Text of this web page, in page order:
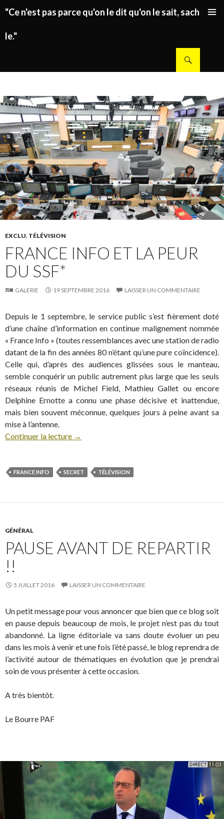
"Ce n'est pas parce qu'on le dit qu'on le sait, sachez
le."
EXCLU, TÉLÉVISION
FRANCE INFO ET LA PEUR
DU SSF*
GALERIE 19 SEPTEMBRE 2016 LAISSER UN COMMENTAIRE
Depuis le 1 septembre, le service public s’est fièrement doté
d’une chaîne d’information en continue malignement nommée
« France Info » (toutes ressemblances avec une station de radio
datant de la fin des années 80 n’étant qu’une pure coïncidence).
Celle qui, d’après des audiences glissées sous le manteau,
semble conquérir un public autrement plus large que les seuls
réseaux réunis de Michel Field, Mathieu Gallet ou encore
Delphine Ernotte a connu une phase décisive et inattendue,
mais bien souvent méconnue, quelques jours à peine avant sa
mise à l’antenne.
Continuer la lecture →
FRANCE INFO SECRET TÉLÉVISION
GÉNÉRAL
PAUSE AVANT DE REPARTIR
!!
5 JUILLET 2016 LAISSER UN COMMENTAIRE
Un petit message pour vous annoncer que bien que ce blog soit
en pause depuis beaucoup de mois, le projet n’est pas du tout
abandonné. La ligne éditoriale va sans doute évoluer un peu
dans les mois à venir et une fois l’été passé, le blog reprendra de
l’activité autour de thématiques en évolution que je prendrai
soin de vous présenter à cette occasion.
A très bientôt.
Le Bourre PAF